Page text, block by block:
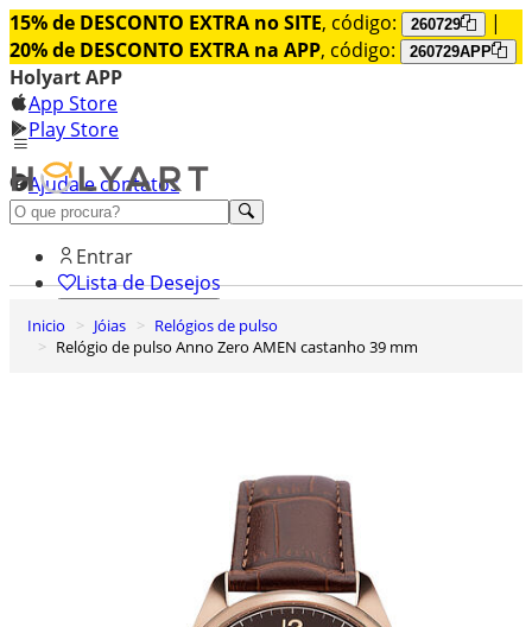
15% de DESCONTO EXTRA no SITE, código: 260729
|
20% de DESCONTO EXTRA na APP, código: 260729APP
Holyart APP
App Store
Play Store
Ajuda e contatos
Conheça premium
Entrar
Lista de Desejos
0
Carrinho de Compras
Inicio Jóias
Relógios de pulso
Relógio de pulso Anno Zero AMEN castanho 39 mm